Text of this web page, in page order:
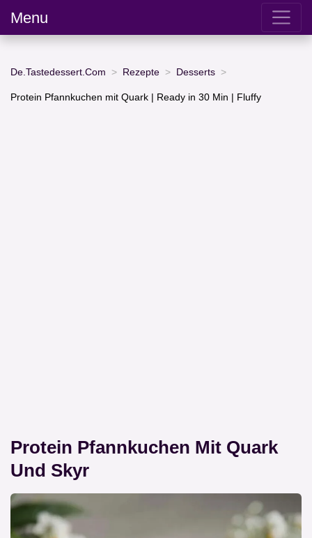
Menu
De.Tastedessert.Com Rezepte Desserts
Protein Pfannkuchen mit Quark | Ready in 30 Min | Fluffy
Protein Pfannkuchen Mit Quark
Und Skyr